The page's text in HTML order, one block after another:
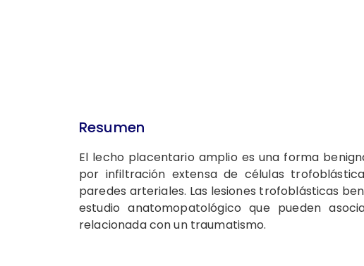
Resumen
El lecho placentario amplio es una forma
por infiltración extensa de células
paredes arteriales. Las lesiones trofoblásticas
estudio anatomopatológico que pueden
relacionada con un traumatismo.